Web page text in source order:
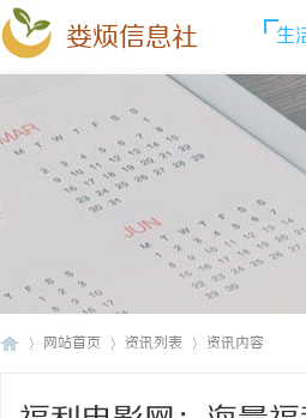
娄烦信息社 生
网站首页 资讯列表 资讯内容